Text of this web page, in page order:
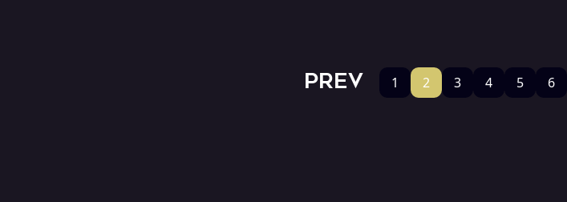
PREV 1 2 3 4 5 6